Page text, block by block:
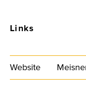
Links
Website